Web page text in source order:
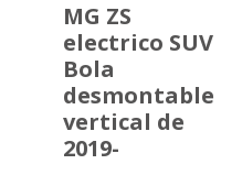
MG ZS
electrico SUV
Bola
desmontable
vertical de
2019-